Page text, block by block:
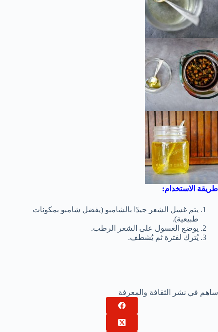
طريقة الاستخدام:
يتم غسل الشعر جيدًا بالشامبو (يفضل شامبو بمكونات
طبيعية).
يوضع الغسول على الشعر الرطب.
يُترك لفترة ثم يُشطف.
ساهم في نشر الثقافة والمعرفة